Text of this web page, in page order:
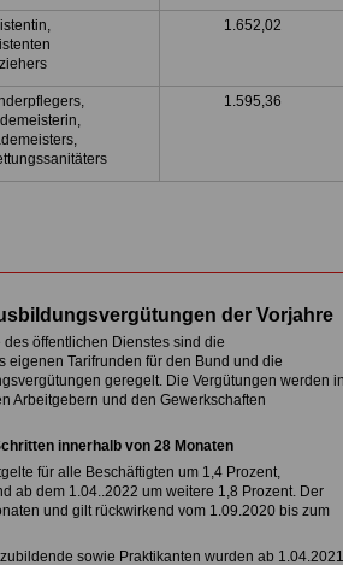
1.652,02
1.595,36
der Vorjahre
öffentlichen Dienstes sind die
Tarifrunden für den Bund und die
geregelt. Die Vergütungen werden
Arbeitgebern und den Gewerkschaften
innerhalb von 28 Monaten
für alle Beschäftigten um 1,4 Prozent,
ab dem 1.04..2022 um weitere 1,8 Prozent. Der
und gilt rückwirkend vom 1.09.2020 bis zum
sowie Praktikanten wurden ab 1.04.2021